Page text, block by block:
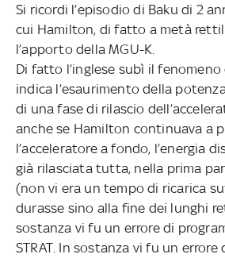
Si ricordi l’episodio di Baku di 2
cui Hamilton, di fatto a metà
l’apporto della MGU-K.
Di fatto l’inglese subì il fenomeno
indica l’esaurimento della
di una fase di rilascio
anche se Hamilton continuava a
l’acceleratore a fondo, l’energia
già rilasciata tutta, nella prima
(non vi era un tempo di ricarica
durasse sino alla fine dei lunghi
sostanza vi fu un errore di
STRAT. In sostanza vi fu un